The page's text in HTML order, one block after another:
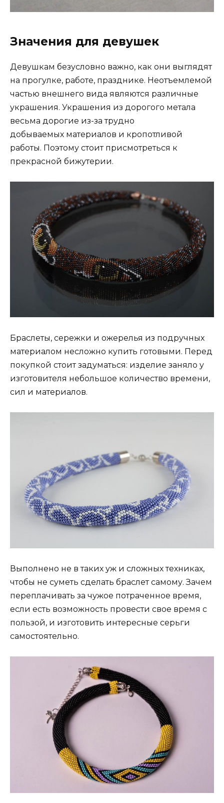
Значения для девушек
Девушкам безусловно важно, как они выглядят
на прогулке, работе, празднике. Неотъемлемой
частью внешнего вида являются различные
украшения. Украшения из дорогого метала
весьма дорогие из-за трудно
добываемых материалов и кропотливой
работы. Поэтому стоит присмотреться к
прекрасной бижутерии.
Браслеты, сережки и ожерелья из подручных
материалом несложно купить готовыми. Перед
покупкой стоит задуматься: изделие заняло у
изготовителя небольшое количество времени,
сил и материалов.
Выполнено не в таких уж и сложных техниках,
чтобы не суметь сделать браслет самому. Зачем
переплачивать за чужое потраченное время,
если есть возможность провести свое время с
пользой, и изготовить интересные серьги
самостоятельно.